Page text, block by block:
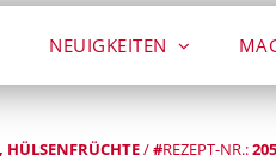
NEUIGKEITEN
HÜLSENFRÜCHTE/#REZEPT-NR.: